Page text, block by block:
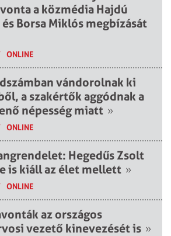
a közmédia Hajdú
és Borsa Miklós megbízását
ONLINE
vándorolnak ki
a szakértők aggódnak a
népesség miatt »
ONLINE
Hegedűs Zsolt
is kiáll az élet mellett »
ONLINE
az országos
vezető kinevezését is »